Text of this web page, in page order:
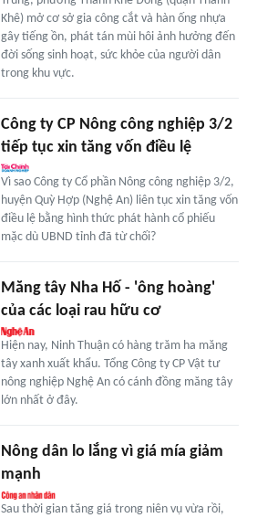
Khê) mở cơ sở gia công cắt và hàn ống nhựa
gây tiếng ồn, phát tán mùi hôi ảnh hưởng đến
đời sống sinh hoạt, sức khỏe của người dân
trong khu vực.
Công ty CP Nông công nghiệp 3/2
tiếp tục xin tăng vốn điều lệ
Vì sao Công ty Cổ phần Nông công nghiệp 3/2,
huyện Quỳ Hợp (Nghệ An) liên tục xin tăng vốn
điều lệ bằng hình thức phát hành cổ phiếu
mặc dù UBND tỉnh đã từ chối?
Măng tây Nha Hố - 'ông hoàng'
của các loại rau hữu cơ
Hiện nay, Ninh Thuận có hàng trăm ha măng
tây xanh xuất khẩu. Tổng Công ty CP Vật tư
nông nghiệp Nghệ An có cánh đồng măng tây
lớn nhất ở đây.
Nông dân lo lắng vì giá mía giảm
mạnh
Sau thời gian tăng giá trong niên vụ vừa rồi,